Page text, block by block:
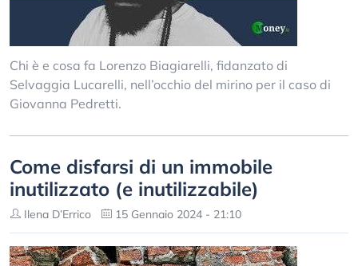
Chi è e cosa fa Lorenzo Biagiarelli, fidanzato di
Selvaggia Lucarelli, nell’occhio del mirino per il caso di
Giovanna Pedretti.
Come disfarsi di un immobile
inutilizzato (e inutilizzabile)
Ilena D’Errico 15 Gennaio 2024 - 21:10